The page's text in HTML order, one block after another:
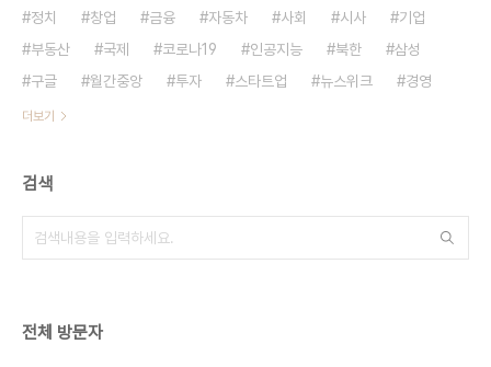
정치
창업 금융 자동차 사회 시사
기업
부동산
국제 코로나19 인공지능 북한
삼성
구글
월간중앙 투자 스타트업 뉴스위크 경영
더보기
검색
전체 방문자